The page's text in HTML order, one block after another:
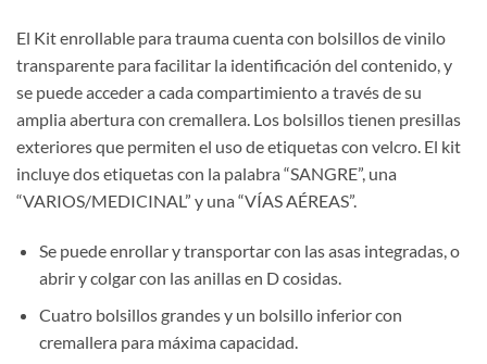
El Kit enrollable para trauma cuenta con bolsillos de vinilo
transparente para facilitar la identificación del contenido, y
se puede acceder a cada compartimiento a través de su
amplia abertura con cremallera. Los bolsillos tienen presillas
exteriores que permiten el uso de etiquetas con velcro. El kit
incluye dos etiquetas con la palabra “SANGRE”, una
“VARIOS/MEDICINAL” y una “VÍAS AÉREAS”.
Se puede enrollar y transportar con las asas integradas, o
abrir y colgar con las anillas en D cosidas.
Cuatro bolsillos grandes y un bolsillo inferior con
cremallera para máxima capacidad.